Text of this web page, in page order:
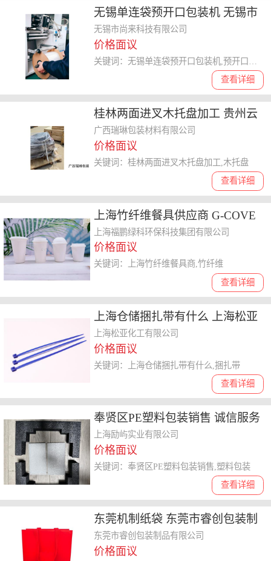
无锡单连袋预开口包装机 无锡市
尚来科技供应
无锡市尚来科技有限公司
价格面议
查看详细
桂林两面进叉木托盘加工 贵州云
舜包装供应
广西瑞琳包装材料有限公司
价格面议
查看详细
关键词：桂林两面进叉木托盘加工,木托盘
上海竹纤维餐具供应商 G-COVE
福鹏绿科环保科技供应
上海福鹏绿科环保科技集团有限公司
价格面议
查看详细
关键词：上海竹纤维餐具商,竹纤维
上海仓储捆扎带有什么 上海松亚
化工供应
上海松亚化工有限公司
价格面议
查看详细
关键词：上海仓储捆扎带有什么,捆扎带
奉贤区PE塑料包装销售 诚信服务
上海励屿实业供应
上海励屿实业有限公司
价格面议
查看详细
关键词：奉贤区PE塑料包装销售,塑料包装
东莞机制纸袋 东莞市睿创包装制
品供应
东莞市睿创包装制品有限公司
价格面议